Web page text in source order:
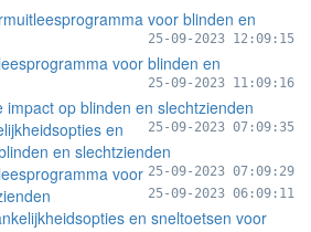
voor blinden en
25-09-2023 12:09:15
voor blinden en
25-09-2023 11:09:16
impact op blinden en slechtzienden
25-09-2023 07:09:35
en
en slechtzienden
25-09-2023 07:09:29
voor
25-09-2023 06:09:11
en sneltoetsen voor